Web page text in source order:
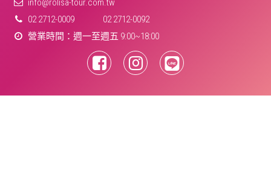
info@rolisa-tour.com.tw
02 2712-0009
02 2712-0092
營業時間：週一至週五 9:00~18:00